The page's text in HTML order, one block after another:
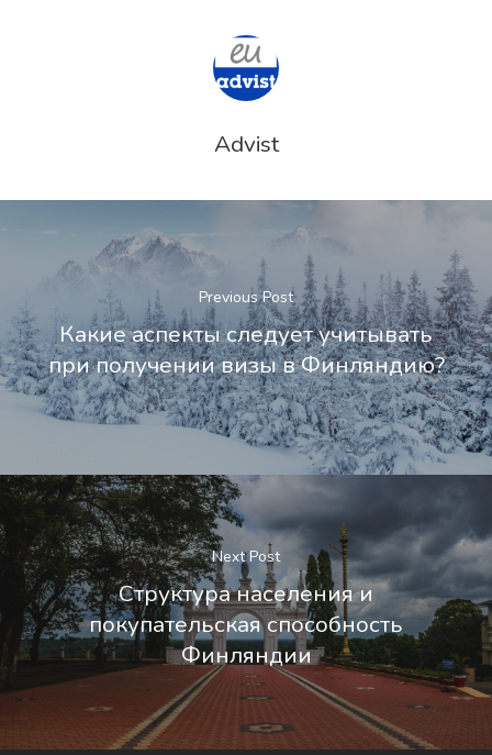
Advist
Previous Post
Какие аспекты следует учитывать
при получении визы в Финляндию?
Next Post
Структура населения и
покупательская способность
Финляндии